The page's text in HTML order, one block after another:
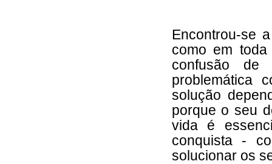
Encontrou-se
como em
confusão
problemática
solução
porque o seu
vida é
conquista -
solucionar os